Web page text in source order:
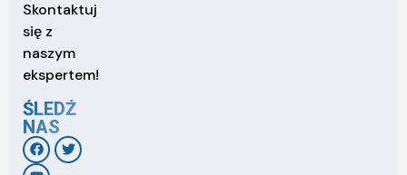
Skontaktuj
się z
naszym
ekspertem!
ŚLEDŹ
NAS